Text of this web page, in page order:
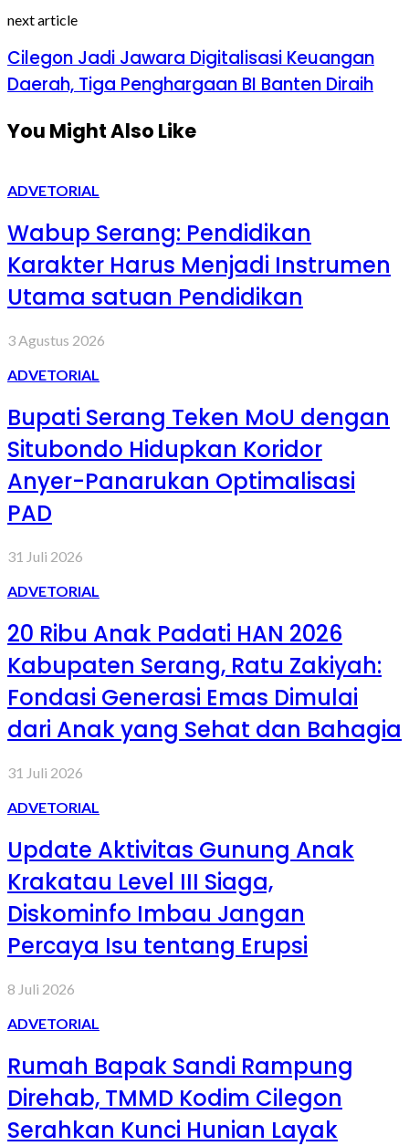
next article
Cilegon Jadi Jawara Digitalisasi Keuangan
Daerah, Tiga Penghargaan BI Banten Diraih
You Might Also Like
ADVETORIAL
Wabup Serang: Pendidikan
Karakter Harus Menjadi Instrumen
Utama satuan Pendidikan
3 Agustus 2026
ADVETORIAL
Bupati Serang Teken MoU dengan
Situbondo Hidupkan Koridor
Anyer-Panarukan Optimalisasi
PAD
31 Juli 2026
ADVETORIAL
20 Ribu Anak Padati HAN 2026
Kabupaten Serang, Ratu Zakiyah:
Fondasi Generasi Emas Dimulai
dari Anak yang Sehat dan Bahagia
31 Juli 2026
ADVETORIAL
Update Aktivitas Gunung Anak
Krakatau Level III Siaga,
Diskominfo Imbau Jangan
Percaya Isu tentang Erupsi
8 Juli 2026
ADVETORIAL
Rumah Bapak Sandi Rampung
Direhab, TMMD Kodim Cilegon
Serahkan Kunci Hunian Layak